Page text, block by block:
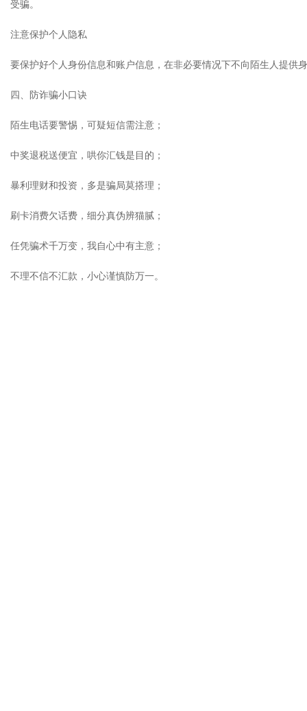
受骗。
注意保护个人隐私
要保护好个人身份信息和账户信息，在非必要情况下不向陌生人提供
四、防诈骗小口诀
陌生电话要警惕，可疑短信需注意；
中奖退税送便宜，哄你汇钱是目的；
暴利理财和投资，多是骗局莫搭理；
刷卡消费欠话费，细分真伪辨猫腻；
任凭骗术千万变，我自心中有主意；
不理不信不汇款，小心谨慎防万一。